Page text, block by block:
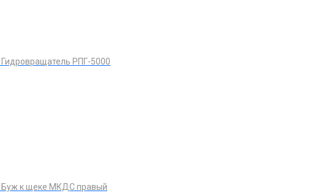
Гидровращатель РПГ-5000
Буж к щеке МКДС правый